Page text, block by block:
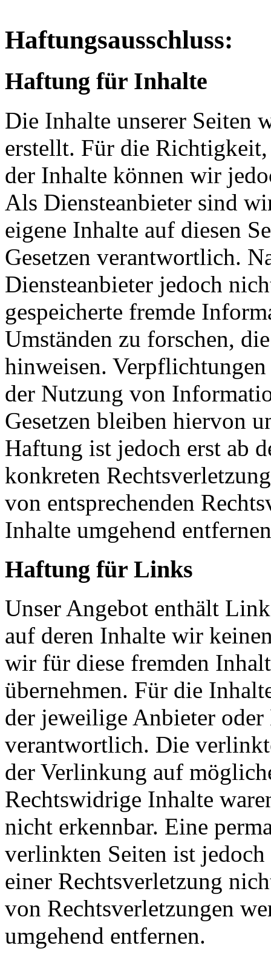
Haftungsausschluss:
Haftung für Inhalte
Die Inhalte unserer Seiten
erstellt. Für die
der Inhalte können wir
Als Diensteanbieter sind
eigene Inhalte auf diesen
Gesetzen verantwortlich.
Diensteanbieter jedoch
gespeicherte fremde
Umständen zu forschen,
hinweisen.
der Nutzung von
Gesetzen bleiben hiervon
Haftung ist jedoch erst ab
konkreten
von entsprechenden
Inhalte umgehend
Haftung für Links
Unser Angebot enthält
auf deren Inhalte wir
wir für diese fremden
übernehmen. Für die
der jeweilige Anbieter oder
verantwortlich. Die
der Verlinkung auf
Rechtswidrige Inhalte
nicht erkennbar. Eine
verlinkten Seiten ist
einer Rechtsverletzung
von Rechtsverletzungen
umgehend entfernen.